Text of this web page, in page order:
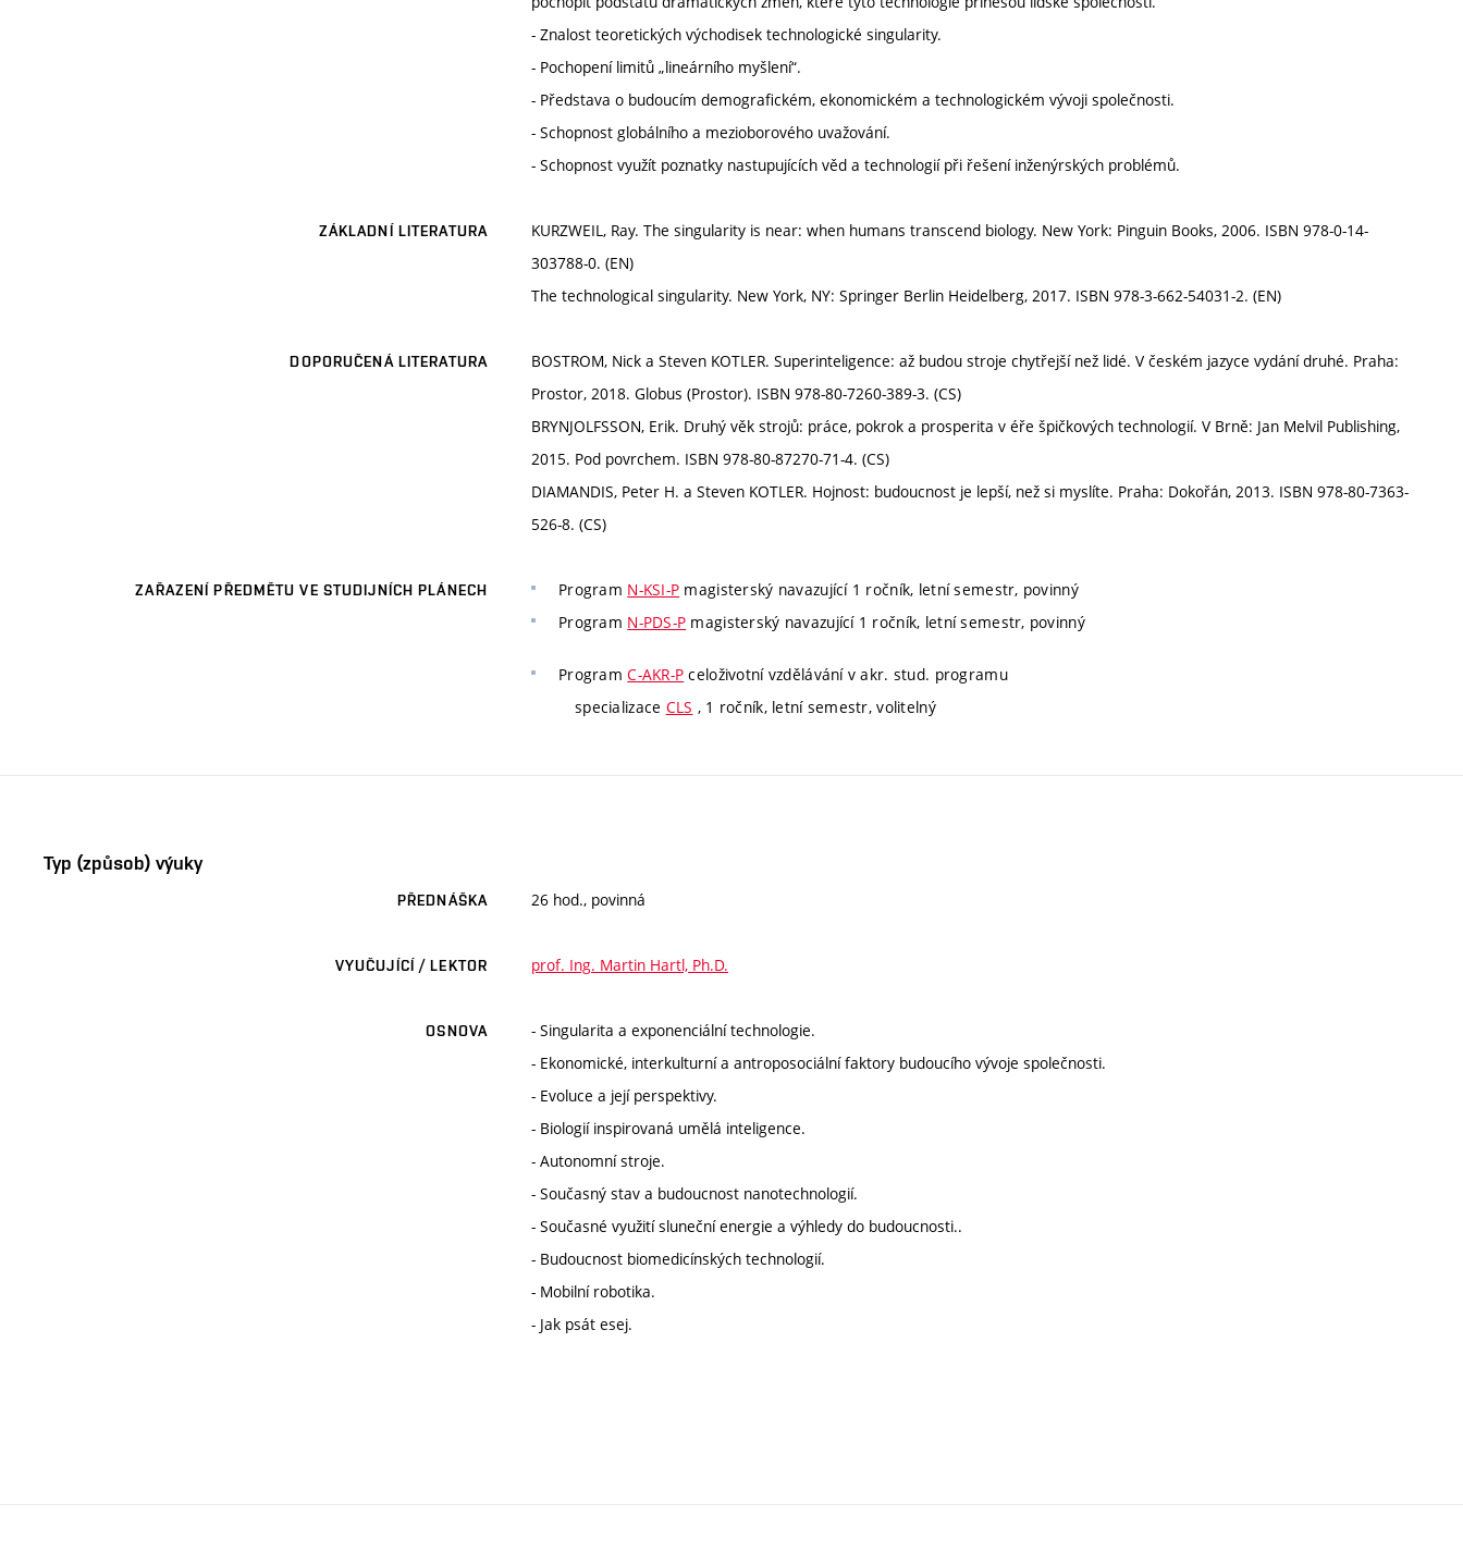
- Znalost teoretických východisek technologické singularity.
- Pochopení limitů „lineárního myšlení“.
- Představa o budoucím demografickém, ekonomickém a technologickém vývoji společnosti.
- Schopnost globálního a mezioborového uvažování.
- Schopnost využít poznatky nastupujících věd a technologií při řešení inženýrských problémů.
ZÁKLADNÍ LITERATURA
KURZWEIL, Ray. The singularity is near: when humans transcend biology. New York: Pinguin Books, 2006. ISBN 978-0-14-
303788-0. (EN)
The technological singularity. New York, NY: Springer Berlin Heidelberg, 2017. ISBN 978-3-662-54031-2. (EN)
DOPORUČENÁ LITERATURA
BOSTROM, Nick a Steven KOTLER. Superinteligence: až budou stroje chytřejší než lidé. V českém jazyce vydání druhé. Praha:
Prostor, 2018. Globus (Prostor). ISBN 978-80-7260-389-3. (CS)
BRYNJOLFSSON, Erik. Druhý věk strojů: práce, pokrok a prosperita v éře špičkových technologií. V Brně: Jan Melvil Publishing,
2015. Pod povrchem. ISBN 978-80-87270-71-4. (CS)
DIAMANDIS, Peter H. a Steven KOTLER. Hojnost: budoucnost je lepší, než si myslíte. Praha: Dokořán, 2013. ISBN 978-80-7363-
526-8. (CS)
ZAŘAZENÍ PŘEDMĚTU VE STUDIJNÍCH PLÁNECH Program N-KSI-P magisterský navazující 1 ročník, letní semestr, povinný
Program N-PDS-P magisterský navazující 1 ročník, letní semestr, povinný
ProgramC-AKR-P celoživotní vzdělávání v akr. stud. programu
specializace CLS , 1 ročník, letní semestr, volitelný
Typ (způsob) výuky
PŘEDNÁŠKA 26 hod., povinná
VYUČUJÍCÍ / LEKTOR prof. Ing. Martin Hartl, Ph.D.
OSNOVA
- Singularita a exponenciální technologie.
- Ekonomické, interkulturní a antroposociální faktory budoucího vývoje společnosti.
- Evoluce a její perspektivy.
- Biologií inspirovaná umělá inteligence.
- Autonomní stroje.
- Současný stav a budoucnost nanotechnologií.
- Současné využití sluneční energie a výhledy do budoucnosti..
- Budoucnost biomedicínských technologií.
- Mobilní robotika.
- Jak psát esej.